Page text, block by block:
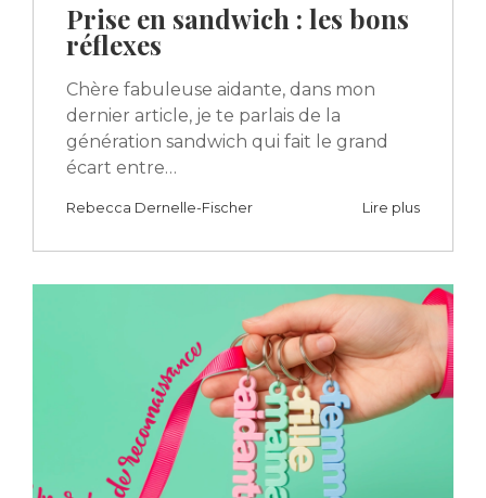
Prise en sandwich : les bons
réflexes
Chère fabuleuse aidante, dans mon
dernier article, je te parlais de la
génération sandwich qui fait le grand
écart entre…
Rebecca Dernelle-Fischer Lire plus